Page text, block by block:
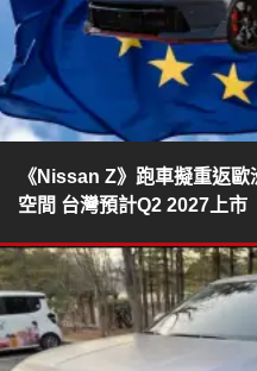
《Nissan Z》跑車擬重返
空間 台灣預計Q2 2027上市